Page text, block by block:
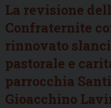
La revisione
Confraternite
rinnovato
pastorale e
parrocchia
Gioacchino